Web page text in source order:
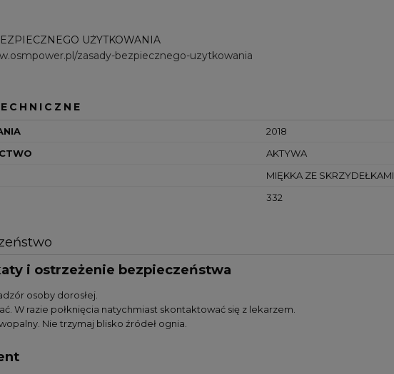
UŻYTKOWANIA
zasady-bezpiecznego-uzytkowania
2018
AKTYWA
MIĘKKA ZE SKRZYDEŁKAMI
332
i ostrzeżenie bezpieczeństwa
osoby dorosłej.
W razie połknięcia natychmiast skontaktować się z lekarzem.
Nie trzymaj blisko źródeł ognia.